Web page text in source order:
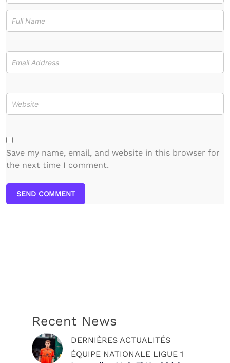
Save my name, email, and website in this browser for
the next time I comment.
SEND COMMENT
Recent News
DERNIÈRES ACTUALITÉS
ÉQUIPE NATIONALE LIGUE 1